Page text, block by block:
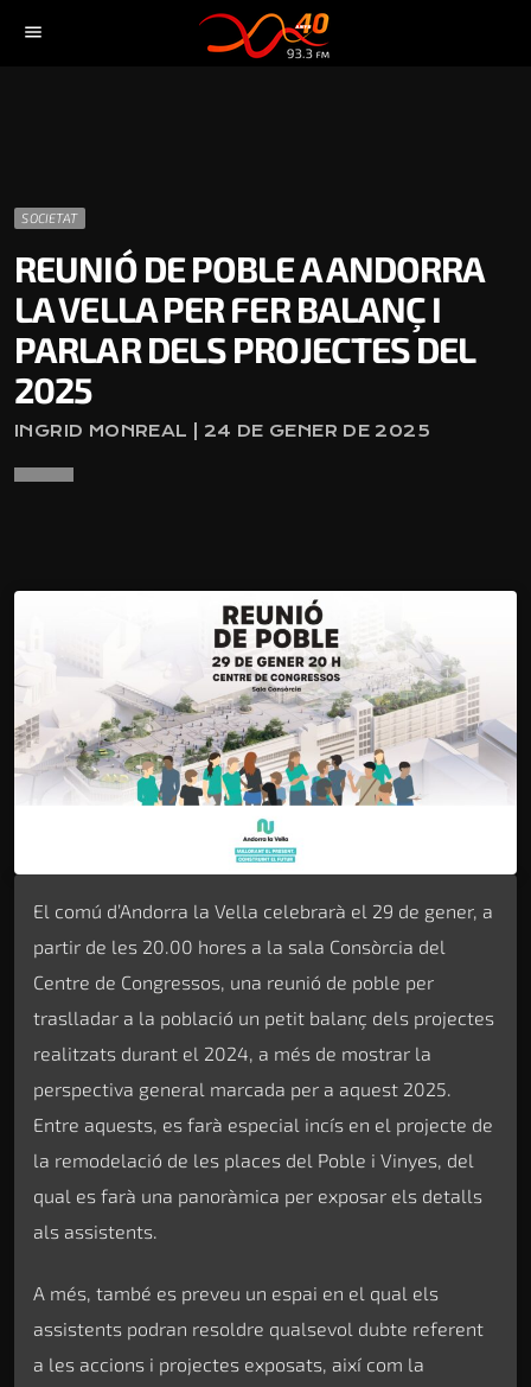
menu
SOCIETAT
REUNIÓ DE POBLE A ANDORRA
LA VELLA PER FER BALANÇ I
PARLAR DELS PROJECTES DEL
2025
INGRID MONREAL | 24 DE GENER DE 2025
El comú d’Andorra la Vella celebrarà el 29 de gener, a
partir de les 20.00 hores a la sala Consòrcia del
Centre de Congressos, una reunió de poble per
traslladar a la població un petit balanç dels projectes
realitzats durant el 2024, a més de mostrar la
perspectiva general marcada per a aquest 2025.
Entre aquests, es farà especial incís en el projecte de
la remodelació de les places del Poble i Vinyes, del
qual es farà una panoràmica per exposar els detalls
als assistents.
A més, també es preveu un espai en el qual els
assistents podran resoldre qualsevol dubte referent
a les accions i projectes exposats, així com la